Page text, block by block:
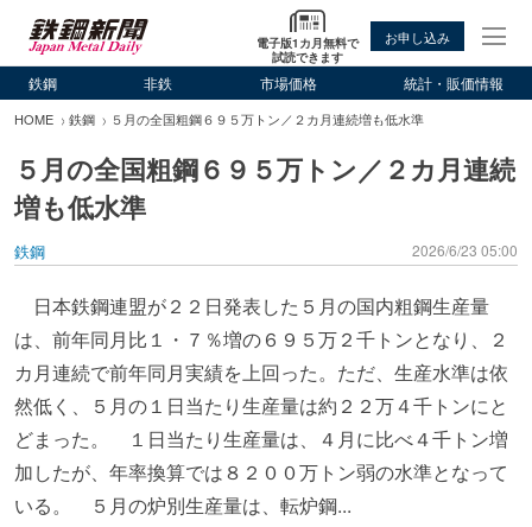
電子版1カ月無料で
試読できます
お申し込み
鉄鋼 非鉄 市場価格 統計・販価情報
HOME 鉄鋼 ５月の全国粗鋼６９５万トン／２カ月連続増も低水準
５月の全国粗鋼６９５万トン／２カ月連続
増も低水準
鉄鋼 2026/6/23 05:00
日本鉄鋼連盟が２２日発表した５月の国内粗鋼生産量
は、前年同月比１・７％増の６９５万２千トンとなり、２
カ月連続で前年同月実績を上回った。ただ、生産水準は依
然低く、５月の１日当たり生産量は約２２万４千トンにと
どまった。 １日当たり生産量は、４月に比べ４千トン増
加したが、年率換算では８２００万トン弱の水準となって
いる。 ５月の炉別生産量は、転炉鋼...